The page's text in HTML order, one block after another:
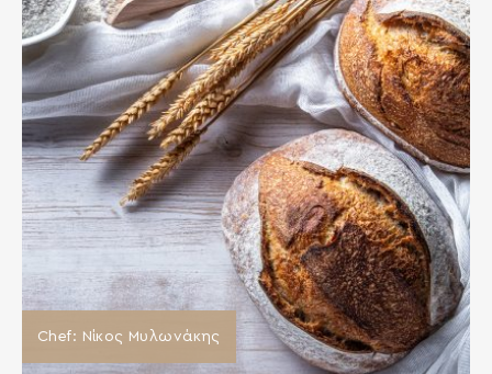
Chef: Νίκος Μυλωνάκης